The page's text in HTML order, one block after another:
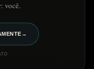
você.
→